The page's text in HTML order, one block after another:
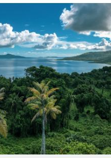
捷型人力资源与薪资解决方案
展团队
服务
与结算速度